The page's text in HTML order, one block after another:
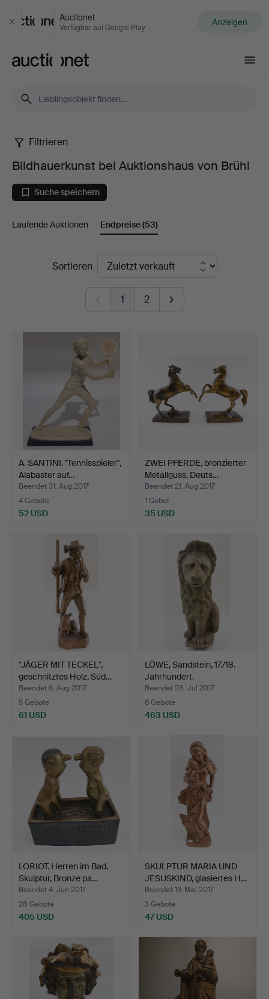
Schließen
Auctionet
Verfügbar auf Google Play Anzeigen
Bildhauerkunst
bei
Auktionshaus
von
Filtrieren
Bildhauerkunst bei Auktionshaus von Brühl
Suche speichern
Laufende Auktionen Endpreise(53)
EndpreiseSortieren
1 2
A. SANTINI. "Tennisspieler",
Alabaster auf…
Beendet 31. Aug 2017
4 Gebote
52 USD
ZWEI PFERDE, bronzierter
Metallguss, Deuts…
Beendet 21. Aug 2017
1 Gebot
35 USD
"JÄGER MIT TECKEL",
geschnitztes Holz, Süd…
Beendet 6. Aug 2017
5 Gebote
61 USD
LÖWE, Sandstein, 17./18.
Jahrhundert.
Beendet 28. Jul 2017
6 Gebote
463 USD
LORIOT. Herren im Bad,
Skulptur, Bronze pa…
Beendet 4. Jun 2017
28 Gebote
405 USD
SKULPTUR MARIA UND
JESUSKIND, glasiertes H…
Beendet 19. Mai 2017
3 Gebote
47 USD